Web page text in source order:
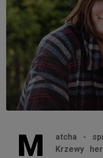
M
atcha -
Krzewy